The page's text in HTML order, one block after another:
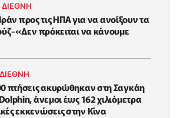
|ΔΙΕΘΝΗ
προς τις ΗΠΑ για να ανοίξουν τα
«Δεν πρόκειται να κάνουμε
ΔΙΕΘΝΗ
πτήσεις ακυρώθηκαν στη Σαγκάη
άνεμοι έως 162 χιλιόμετρα
εκκενώσεις στην Κίνα